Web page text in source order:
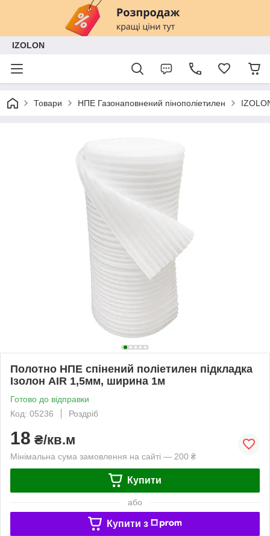
IZOLON
Товари НПЕ Газонаповнений пінополіетилен
Полотно НПЕ спінений поліетилен підкладка
Ізолон AIR 1,5мм, ширина 1м
Готово до відправки
Код: 05236
Роздріб
18 ₴/кв.м
Мінімальна сума замовлення на сайті — 200 ₴
Купити
або
Купити з